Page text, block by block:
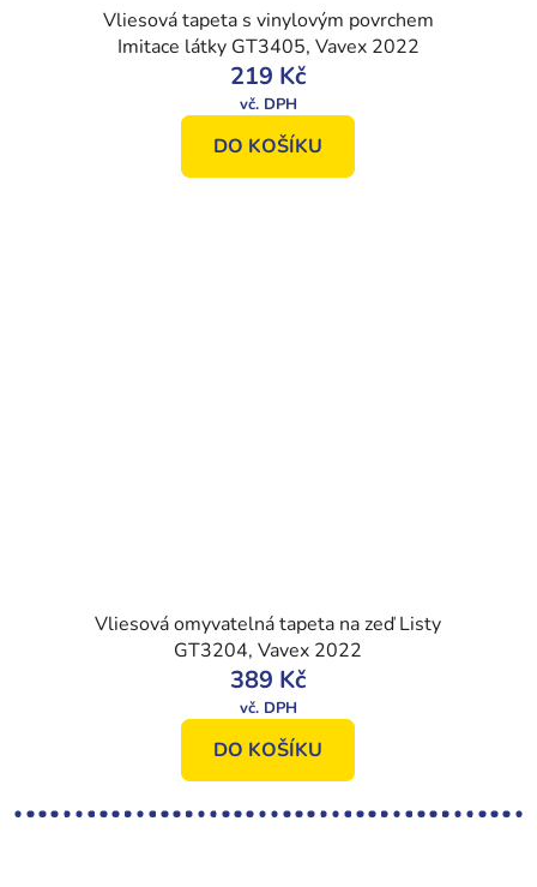
Vliesová tapeta s vinylovým povrchem
Imitace látky GT3405, Vavex 2022
219 Kč
DO KOŠÍKU
Vliesová omyvatelná tapeta na zeď Listy
GT3204, Vavex 2022
389 Kč
DO KOŠÍKU